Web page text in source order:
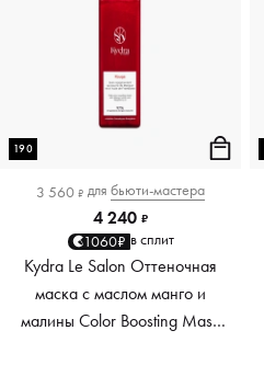
190
3 560 ₽ для бьюти-мастера
4 240 ₽
1060₽ в сплит
Kydra Le Salon Оттеночная
маска с маслом манго и
малины Color Boosting Mask